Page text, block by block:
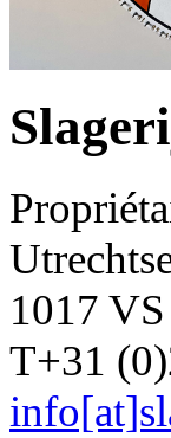
1017
T+31